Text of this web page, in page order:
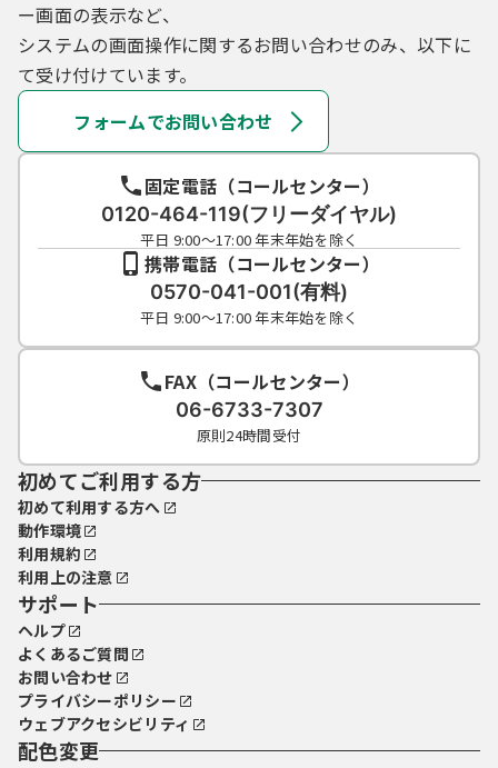
ー画面の表示など、
システムの画面操作に関するお問い合わせのみ、以下に
て受け付けています。
フォームでお問い合わせ
固定電話（コールセンター）
0120-464-119(フリーダイヤル)
平日 9:00～17:00 年末年始を除く
携帯電話（コールセンター）
0570-041-001(有料)
平日 9:00～17:00 年末年始を除く
FAX（コールセンター）
06-6733-7307
原則24時間受付
初めてご利用する方
初めて利用する方へ
動作環境
利用規約
利用上の注意
サポート
ヘルプ
よくあるご質問
お問い合わせ
プライバシーポリシー
ウェブアクセシビリティ
配色変更